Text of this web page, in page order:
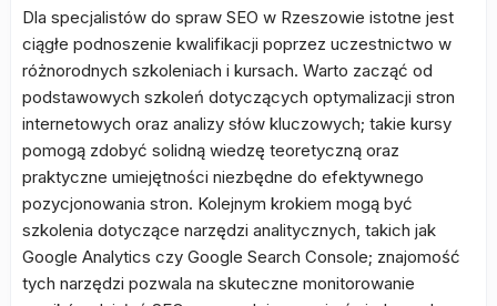
Dla specjalistów do spraw SEO w Rzeszowie istotne jest
ciągłe podnoszenie kwalifikacji poprzez uczestnictwo w
różnorodnych szkoleniach i kursach. Warto zacząć od
podstawowych szkoleń dotyczących optymalizacji stron
internetowych oraz analizy słów kluczowych; takie kursy
pomogą zdobyć solidną wiedzę teoretyczną oraz
praktyczne umiejętności niezbędne do efektywnego
pozycjonowania stron. Kolejnym krokiem mogą być
szkolenia dotyczące narzędzi analitycznych, takich jak
Google Analytics czy Google Search Console; znajomość
tych narzędzi pozwala na skuteczne monitorowanie